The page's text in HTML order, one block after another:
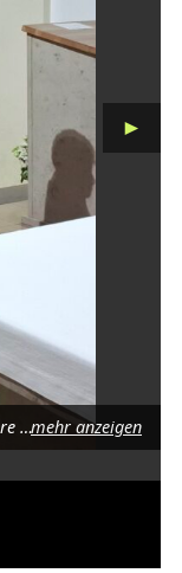
Im Beisein der Ministranten dankten Pfarrer Udo Klösel und Pfarrvikar Dr. Basil Bazir Ngwega (2.u.3.v.r.) allen Mitfeiernden für ihre Anwesenheit. Foto: Karl Zieglermehr anzeigen
►